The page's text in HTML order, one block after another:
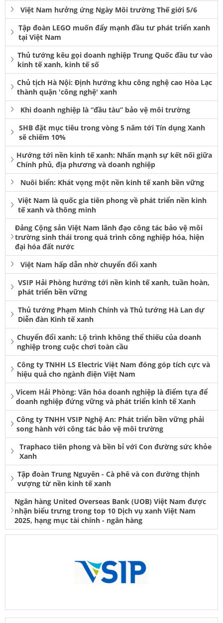
Việt Nam hưởng ứng Ngày Môi trường Thế giới 5/6
Tập đoàn LEGO muốn đẩy mạnh đầu tư phát triển xanh
tại Việt Nam
Thủ tướng kêu gọi doanh nghiệp Trung Quốc đầu tư vào
kinh tế xanh, kinh tế số
Chủ tịch Hà Nội: Định hướng khu công nghệ cao Hòa Lạc
thành quận 'công nghệ' xanh
Khi doanh nghiệp là “đầu tàu” bảo vệ môi trường
SHB đặt mục tiêu trong vòng 5 năm tới Tín dụng Xanh
sẽ chiếm 10%
Hướng tới nền kinh tế xanh: Nhấn mạnh sự kết nối giữa
Chính phủ, địa phương và doanh nghiệp
Nuôi biển: Khát vọng một nền kinh tế xanh bền vững
Việt Nam là quốc gia tiên phong về phát triển nền kinh
tế xanh và thông minh
Đảng Cộng sản Việt Nam lãnh đạo công tác bảo vệ môi
trường sinh thái trong quá trình công nghiệp hóa, hiện
đại hóa đất nước
Việt Nam hấp dẫn nhờ chuyển đổi xanh
VSIP Hải Phòng hướng tới nền kinh tế xanh, tuần hoàn,
phát triển bền vững
Thủ tướng Phạm Minh Chính và Thủ tướng Hà Lan dự
Diễn đàn Kinh tế xanh
Chuyển đổi xanh: Lộ trình không thể thiếu của doanh
nghiệp trong cuộc chơi toàn cầu
Công ty TNHH LS Electric Việt Nam đóng góp tích cực và
hiệu quả cho ngành điện Việt Nam
Vicem Hải Phòng: Văn hóa doanh nghiệp là điểm tựa để
doanh nghiệp đứng vững và phát triển kinh tế Xanh
Công ty TNHH VSIP Nghệ An: Phát triển bền vững phải
song hành với công tác bảo vệ môi trường
Traphaco tiên phong và bền bỉ với Con đường sức khỏe
Xanh
Tập đoàn Trung Nguyên - Cà phê và con đường thịnh
vượng từ nền kinh tế xanh
Ngân hàng United Overseas Bank (UOB) Việt Nam được
nhận biểu trưng trong top 10 Dịch vụ xanh Việt Nam
2025, hạng mục tài chính - ngân hàng